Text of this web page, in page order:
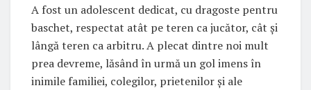
A fost un adolescent dedicat, cu dragoste pentru
baschet, respectat atât pe teren ca jucător, cât și
lângă teren ca arbitru. A plecat dintre noi mult
prea devreme, lăsând în urmă un gol imens în
inimile familiei, colegilor, prietenilor și ale